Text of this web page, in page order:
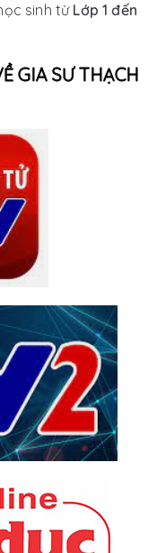
sinh từ Lớp 1 đến
GIA SƯ THẠCH